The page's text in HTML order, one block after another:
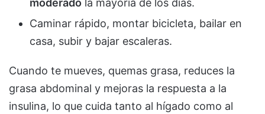
moderado la mayoría de los días.
Caminar rápido, montar bicicleta, bailar en
casa, subir y bajar escaleras.
Cuando te mueves, quemas grasa, reduces la
grasa abdominal y mejoras la respuesta a la
insulina, lo que cuida tanto al hígado como al